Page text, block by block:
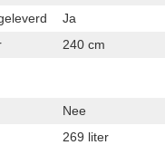
Ja
240 cm
Nee
269 liter